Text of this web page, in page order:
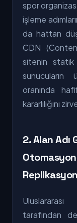
spor
işleme
da hattan
CDN
sitenin
oranında
kararlılığını
2. Alan Adı
tarafından